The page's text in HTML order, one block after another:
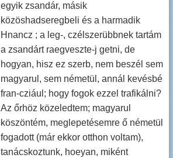
egyik zsandár, másik
közöshadseregbeli és a harmadik
Hnancz ; a leg-, czélszerübbnek tartám
a zsandárt raegveszte-j getni, de
hogyan, hisz ez szerb, nem beszél sem
magyarul, sem németül, annál kevésbé
fran-cziául; hogy fogok ezzel trafikálni?
Az őrhöz közeledtem; magyarul
köszöntém, meglepetésemre ő németül
fogadott (már ekkor otthon voltam),
tanácskoztunk, hoeyan, miként